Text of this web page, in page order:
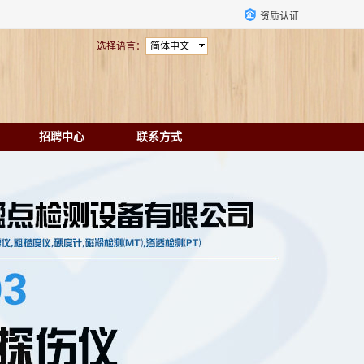
资质认证
简体中文
选择语言：
招聘中心 联系方式